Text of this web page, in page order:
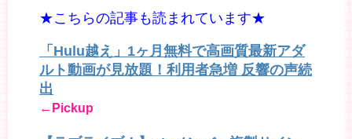
★こちらの記事も読まれています★
「Hulu越え」1ヶ月無料で高画質最新アダ
ルト動画が見放題！利用者急増 反響の声続
出
←Pickup